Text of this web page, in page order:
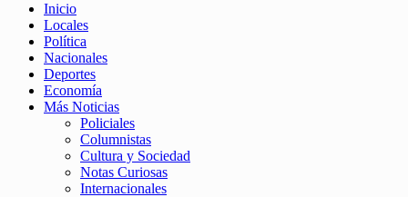
Inicio
Locales
Política
Nacionales
Deportes
Economía
Más Noticias
Policiales
Columnistas
Cultura y Sociedad
Notas Curiosas
Internacionales